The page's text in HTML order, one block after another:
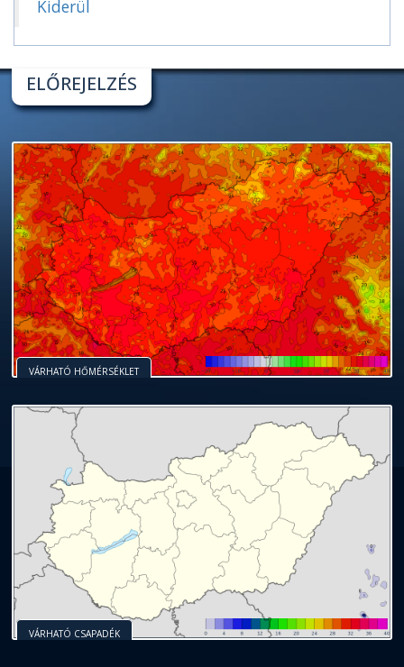
Kiderül
ELŐREJELZÉS
VÁRHATÓ HŐMÉRSÉKLET
VÁRHATÓ CSAPADÉK